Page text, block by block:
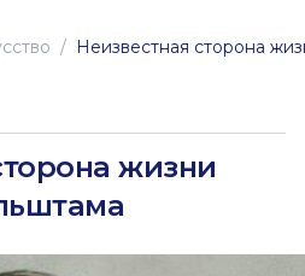
Неизвестная сторона
жизни